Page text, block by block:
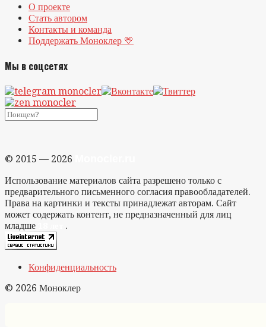
О проекте
Стать автором
Контакты и команда
Поддержать Моноклер 💛
Мы в соцсетях
© 2015 — 2026
Использование материалов сайта разрешено только с
предварительного письменного согласия правообладателей.
Права на картинки и тексты принадлежат авторам. Сайт
может содержать контент, не предназначенный для лиц
младше
.
Конфиденциальность
© 2026 Моноклер